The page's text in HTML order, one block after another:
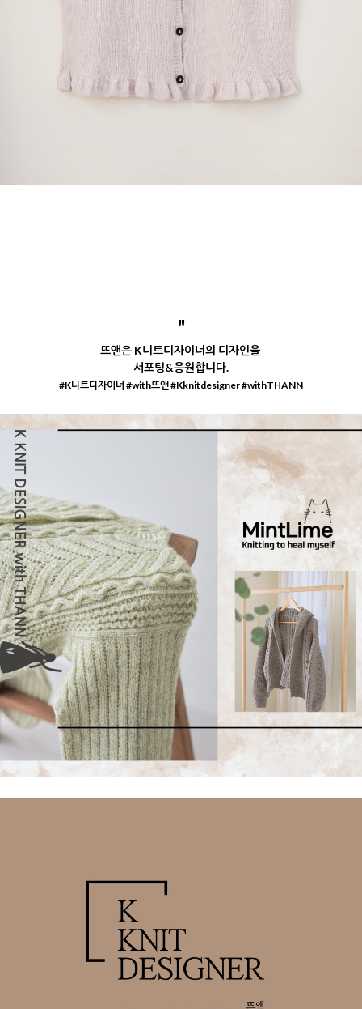
"
뜨앤은 K니트디자이너의 디자인을
서포팅&응원합니다.
#K니트디자이너 #with뜨앤 #Kknitdesigner #withTHANN